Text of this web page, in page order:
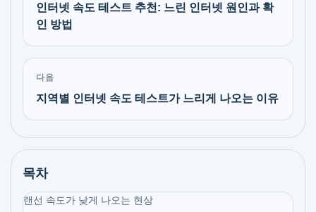
인터넷 속도 테스트 추천: 느린 인터넷 원인과 확
인 방법
다음
지역별 인터넷 속도 테스트가 느리게 나오는 이유
목차
랜선 속도가 낮게 나오는 현상